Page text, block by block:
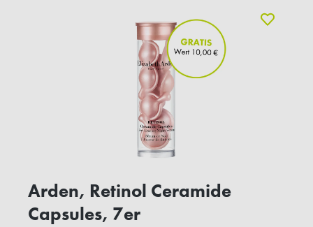
Arden, Retinol Ceramide
Capsules, 7er